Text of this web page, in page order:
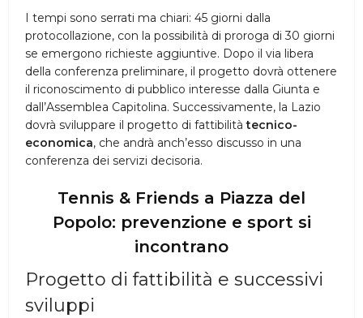
I tempi sono serrati ma chiari: 45 giorni dalla
protocollazione, con la possibilità di proroga di 30 giorni
se emergono richieste aggiuntive. Dopo il via libera
della conferenza preliminare, il progetto dovrà ottenere
il riconoscimento di pubblico interesse dalla Giunta e
dall’Assemblea Capitolina. Successivamente, la Lazio
dovrà sviluppare il progetto di fattibilità tecnico-
economica, che andrà anch’esso discusso in una
conferenza dei servizi decisoria.
Tennis & Friends a Piazza del
Popolo: prevenzione e sport si
incontrano
Progetto di fattibilità e successivi
sviluppi